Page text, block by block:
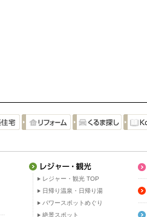
レジャー・観光 TOP
日帰り温泉・日帰り湯
パワースポットめぐり
絶景スポット